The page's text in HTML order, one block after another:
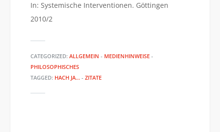
In: Systemische Interventionen. Göttingen
2010/2
CATEGORIZED: ALLGEMEIN - MEDIENHINWEISE-
PHILOSOPHISCHES
TAGGED: HACH JA...- ZITATE